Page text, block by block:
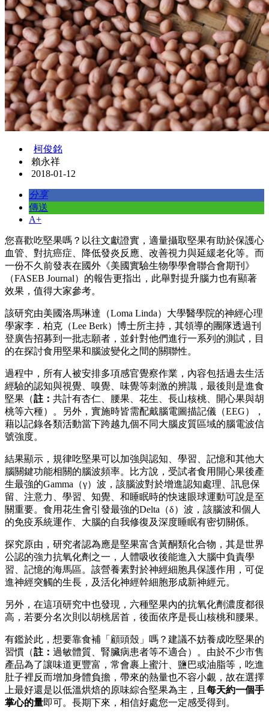
柯俊銘
賴永祥
2018-01-12
分享
傳送
A+
您喜歡吃堅果嗎？以往文獻證實，適量攝取堅果有助於保護心
血管、對抗癌症、降低發炎反應、改善視力與延緩老化等。而
一份不久前發表在國外《美國實驗生物學學會聯合會期刊》
（FASEB Journal）的報告更指出，此舉對提升腦力也有顯著
效果，值得大家參考。
該研究由美國洛馬琳達（Loma Linda）大學醫學院的神經心理
學家李．柏克（Lee Berk）博士所主持，其領導的團隊透過刊
登廣告招募到一批志願者，並針對他們進行一系列的測試，目
的在探討食用堅果和腦波變化之間的關聯性。
過程中，所有人被安排多項感官覺察作業，內容包括過去生活
經驗的認知與視覺、嗅覺、味覺等刺激的辨識，最後則是進食
堅果（註： 共計有杏仁、腰果、花生、長山核桃、開心果與胡
桃等六種）。另外，實施時皆需配戴腦電圖描記儀（EEG），
藉以記錄各類活動當下跨越九個不同大腦皮質區域的腦電波信
號強度。
結果顯示，規律吃堅果可以加強與認知、學習、記憶和其他大
腦關鍵功能相關的腦波頻率。比方說，受試者食用開心果後產
生最強的Gamma（γ）波，該腦波對於增進認知處理、訊息保
留、注意力、學習、知覺、和睡眠時的快速眼球運動可說是至
關重要。食用花生會引發最強的Delta（δ）波，該腦波和個人
的免疫系統運作、大腦的自我修復及深度睡眠有密切關係。
探究原由，研究者認為應是堅果富含黃酮類化合物，其是世界
公認的強力抗氧化劑之一，人體吸收後能進入大腦中負責學
習、記憶的海馬區。該營養素對於神經細胞具保護作用，可促
進神經突觸的生長，及活化神經幹細胞形成新神經元。
另外，在這項研究中也發現，六種堅果內的抗氧化劑濃度都很
高，若要分名次則以胡桃居首，後面依序是長山核桃和腰果。
有鑑於此，想要靠食補「顧頭殼」嗎？建議不妨養成吃堅果的
習慣（註： 過敏體質、腎臟病患者等不適合）。由於不少市售
產品為了讓味道更豐富，常會裹上蜜汁、鹽巴或油脂等，吃進
肚子裡反而增加身體負擔，帶來的熱量也不容小覷，故在選擇
上最好還是以低溫烘焙的原味綜合堅果為主，且 每天約一個手
掌心的量即可。長期下來，相信好處您一定感受得到。